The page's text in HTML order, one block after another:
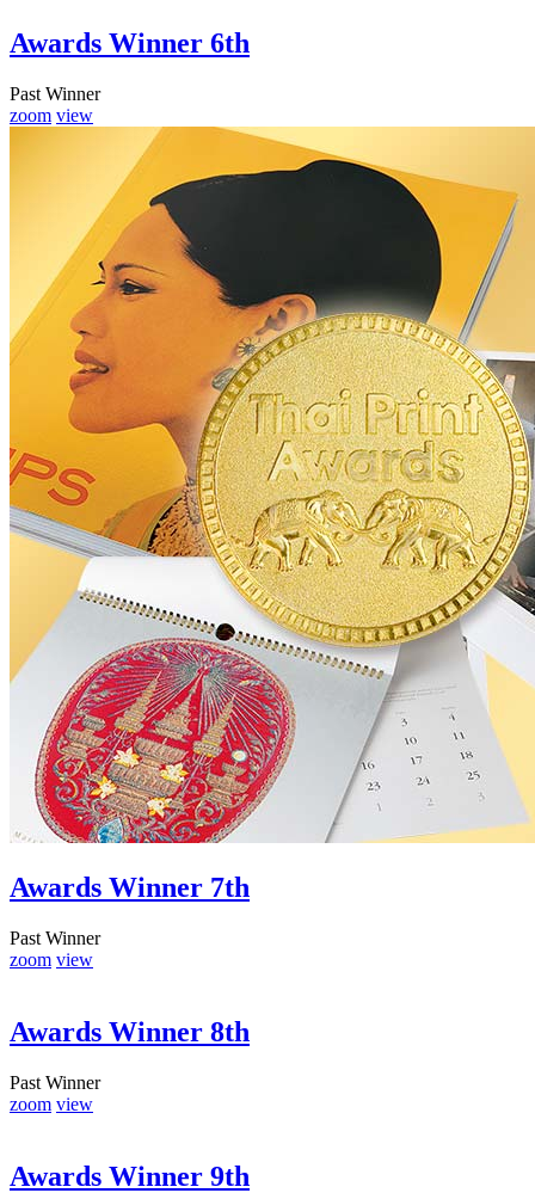
Awards Winner 6th
Past Winner
zoom view
Awards Winner 7th
Past Winner
zoom view
Awards Winner 8th
Past Winner
zoom view
Awards Winner 9th